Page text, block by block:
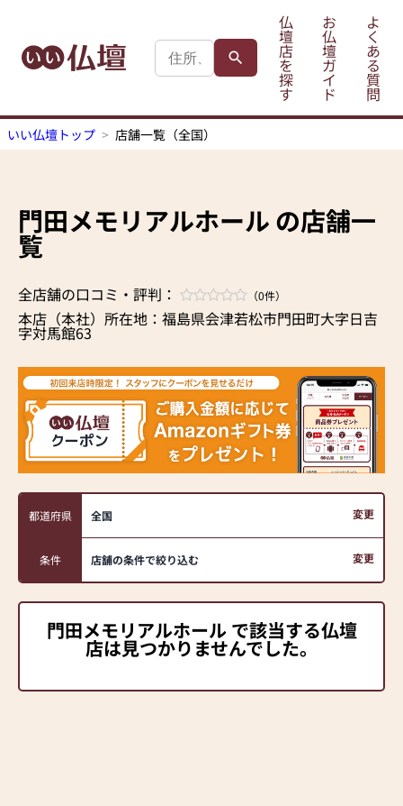
仏
壇
店
を
探
す
お
仏
壇
ガ
イ
ド
よ
く
あ
る
質
問
いい仏壇トップ 店舗一覧（全国）
門田メモリアルホール の店舗一
覧
全店舗の口コミ・評判： （0件）
本店（本社）所在地：福島県会津若松市門田町大字日吉
字対馬館63
都道府県 全国 変更
条件 店舗の条件で絞り込む 変更
門田メモリアルホール で該当する仏壇
店は見つかりませんでした。